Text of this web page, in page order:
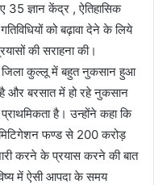
35 ज्ञान केंद्र , ऐतिहासिक
को बढ़ावा देने के लिये
की सराहना की।
जिला कुल्लू में बहुत नुकसान हुआ
और बरसात में हो रहे नुकसान
है। उन्होंने कहा कि
फण्ड से 200 करोड़
करने के प्रयास करने की बात
में ऐसी आपदा के समय